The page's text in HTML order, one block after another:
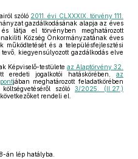
szóló 2011. évi CLXXXIX. törvény 111.
gazdálkodásának alapja az éves
látja el törvényben meghatározott
Község Önkormányzatának éves
működtetését és a településfejlesztési
kiegyensúlyozott gazdálkodás elve
Képviselő-testülete az Alaptörvény 32.
eredeti jogalkotói hatáskörében, az
jában meghatározott feladatkörében
szóló 3/2025. (II.27.)
rendeli el.
án lép hatályba.